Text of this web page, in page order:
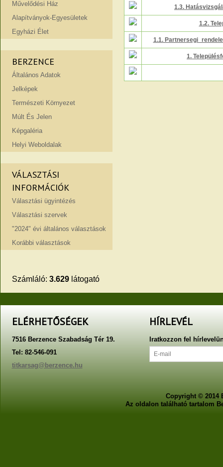
Művelődési Ház
Alapítványok-Egyesületek
Egyházi Élet
BERZENCE
Általános Adatok
Jelképek
Természeti Környezet
Múlt És Jelen
Képgaléria
Helyi Weboldalak
VÁLASZTÁSI
INFORMÁCIÓK
Választási ügyintézés
Választási szervek
"2024" évi általános választások
Korábbi választások
1.3.
1.2.
1.1.
1.
Számláló: 3.629látogató
ELÉRHETŐSÉGEK
7516 Berzence Szabadság Tér 19.
Tel: 82-546-091
titkarsag@berzence.hu
HÍRLEVÉL
Iratkozzon fel
Copyright © 2014
Az oldalon található tartalom